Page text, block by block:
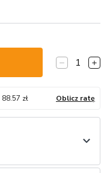
1
88.57 zł Oblicz ratę